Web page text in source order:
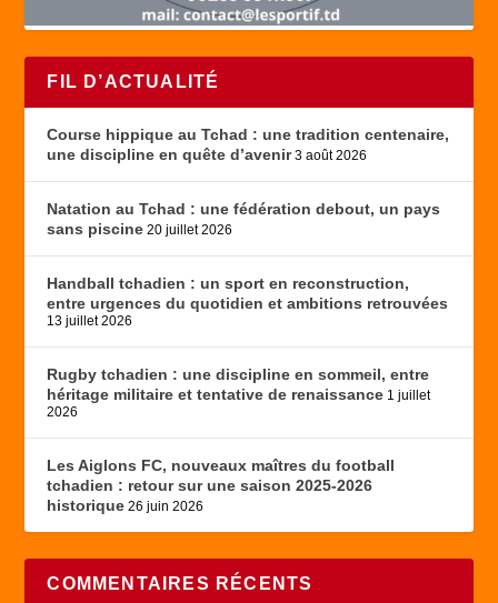
FIL D’ACTUALITÉ
Course hippique au Tchad : une tradition centenaire,
une discipline en quête d’avenir 3 août 2026
Natation au Tchad : une fédération debout, un pays
sans piscine 20 juillet 2026
Handball tchadien : un sport en reconstruction,
entre urgences du quotidien et ambitions retrouvées
13 juillet 2026
Rugby tchadien : une discipline en sommeil, entre
héritage militaire et tentative de renaissance 1 juillet
2026
Les Aiglons FC, nouveaux maîtres du football
tchadien : retour sur une saison 2025-2026
historique 26 juin 2026
COMMENTAIRES RÉCENTS